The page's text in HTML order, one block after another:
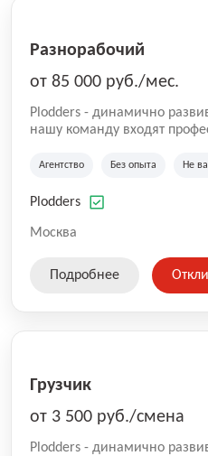
Разнорабочий
от 85 000 руб./мес.
Plodders - динамично
нашу команду входят
на рынке аутсорсинга, а
оказываемых услуг.
Агентство Без опыта Не
Plodders
Москва
Подробнее
Грузчик
от 3 500 руб./смена
Plodders - динамично